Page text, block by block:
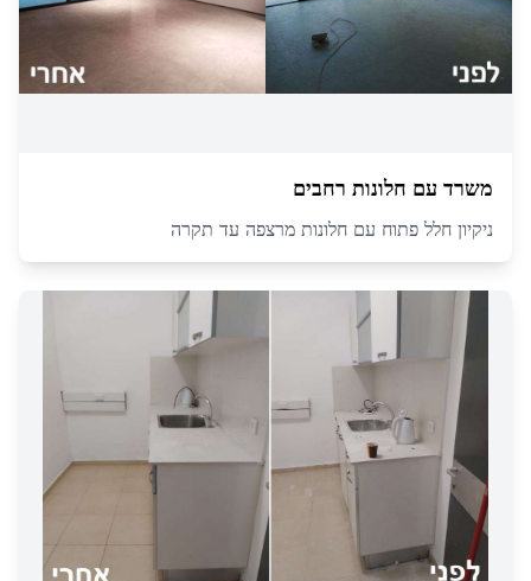
משרד עם חלונות רחבים
ניקיון חלל פתוח עם חלונות מרצפה עד תקרה